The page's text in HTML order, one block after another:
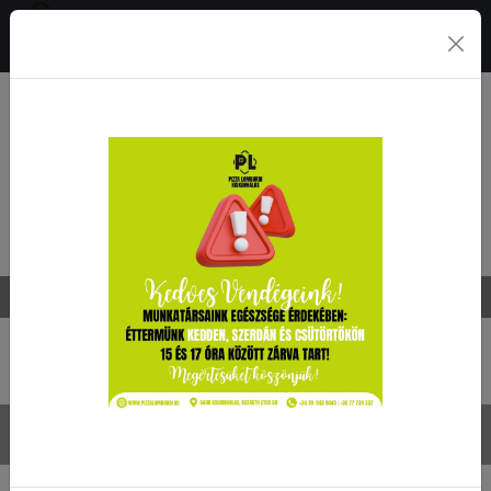
Frissensültek
Bolognai sertésszelet
Spagetti tészta, bolognai ragu, sajt, rántott sertésszelet
Dínó husi